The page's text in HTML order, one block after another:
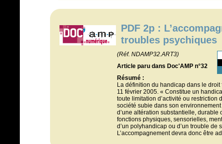
PDF 2p :
troubles psychiques
(Réf. NDAMP32.ART3)
Article paru dans Doc'AMP n°32
Résumé :
La définition du handicap dans le
11 février 2005. « Constitue un
toute limitation d’activité ou restriction
société subie dans son
d’une altération substantielle, durable
fonctions physiques, sensorielles,
d’un polyhandicap ou d’un trouble de
L’accompagnement devra donc être